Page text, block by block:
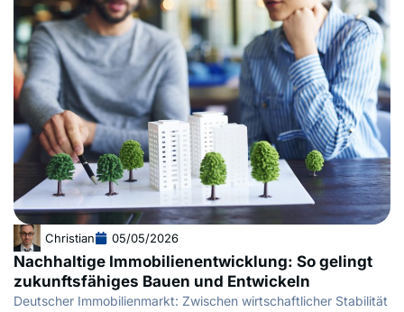
Christian 05/05/2026
Nachhaltige Immobilienentwicklung: So gelingt
zukunftsfähiges Bauen und Entwickeln
Deutscher Immobilienmarkt: Zwischen wirtschaftlicher Stabilität